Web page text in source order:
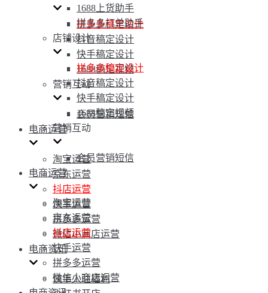
拼多多稿定设计
抖音稿定设计
快手稿定设计
1688稿定视频
营销互动
会员营销短信
电商运营
淘宝运营
京东运营
抖店运营
快手运营
拼多多运营
微信小商店运营
电商资讯
快手入驻福利
1688上货助手
拼多多打单助手
店铺设计
拼多多稿定设计
抖音稿定设计
快手稿定设计
1688稿定视频
营销互动
会员营销短信
电商运营
淘宝运营
京东运营
抖店运营
快手运营
拼多多运营
微信小商店运营